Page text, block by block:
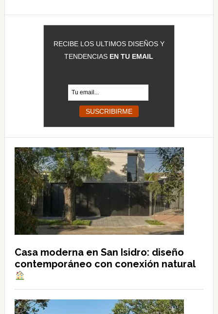
RECIBE LOS ULTIMOS DISEÑOS Y
TENDENCIAS EN TU EMAIL
Casa moderna en San Isidro: diseño
contemporáneo con conexión natural